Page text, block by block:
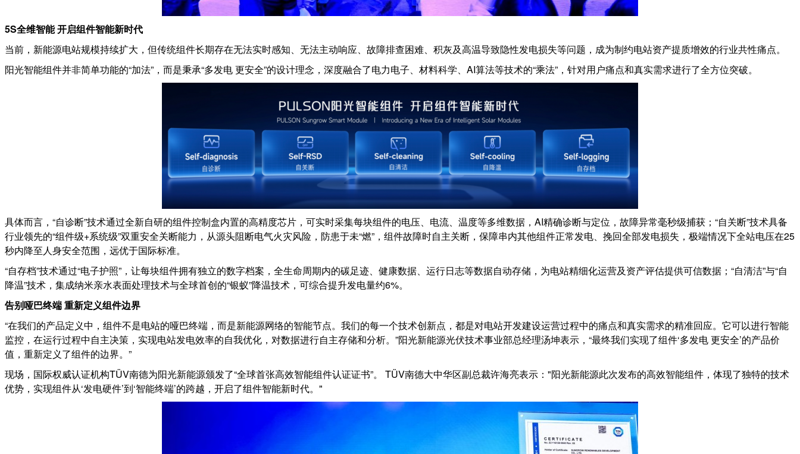
5S全维智能开启组件智能新时代
当前，新能源电站规模持续扩大，但传统组件长期存在无法实时感知、无法主动响应、故障排查困难、积灰及高温导致隐性发电损失等问题，成为制约电站资产提质增效的行业共性痛点。
阳光智能组件并非简单功能的“加法”，而是秉承“多发电 更安全”的设计理念，深度融合了电力电子、材料科学、AI算法等技术的“乘法”，针对用户痛点和真实需求进行了全方位突破。
具体而言，“自诊断”技术通过全新自研的组件控制盒内置的高精度芯片，可实时采集每块组件的电压、电流、温度等多维数据，AI精确诊断与定位，故障异常毫秒级捕获；“自关断”技术具备
行业领先的“组件级+系统级”双重安全关断能力，从源头阻断电气火灾风险，防患于未“燃”，组件故障时自主关断，保障串内其他组件正常发电、挽回全部发电损失，极端情况下全站电压在25
秒内降至人身安全范围，远优于国际标准。
“自存档”技术通过“电子护照”，让每块组件拥有独立的数字档案，全生命周期内的碳足迹、健康数据、运行日志等数据自动存储，为电站精细化运营及资产评估提供可信数据；“自清洁”与“自
降温”‍技术，集成纳米亲水表面处理技术与全球首创的“银蚁”降温技术，可综合提升发电量约6%。
告别哑巴终端重新定义组件边界
“在我们的产品定义中，组件不是电站的哑巴终端，而是新能源网络的智能节点。我们的每一个技术创新点，都是对电站开发建设运营过程中的痛点和真实需求的精准回应。它可以进行智能
监控，在运行过程中自主决策，实现电站发电效率的自我优化，对数据进行自主存储和分析。”阳光新能源光伏技术事业部总经理汤坤表示，“最终我们实现了组件‘多发电 更安全’的产品价
值，重新定义了组件的边界。”
现场，国际权威认证机构TÜV南德为阳光新能源颁发了“全球首张高效智能组件认证证书”。 TÜV南德大中华区副总裁许海亮表示："阳光新能源此次发布的高效智能组件，体现了独特的技术
优势，实现组件从‘发电硬件’到‘智能终端’的跨越，开启了组件智能新时代。"